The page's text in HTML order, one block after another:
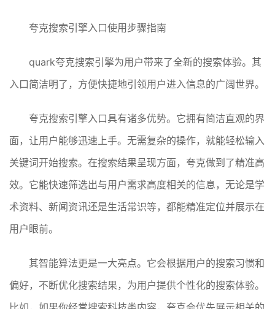
夸克搜索引擎入口使用步骤指南
quark夸克搜索引擎为用户带来了全新的搜索体验。其
入口简洁明了，方便快捷地引领用户进入信息的广阔世界。
夸克搜索引擎入口具有诸多优势。它拥有简洁直观的界
面，让用户能够迅速上手。无需复杂的操作，就能轻松输入
关键词开始搜索。在搜索结果呈现方面，夸克做到了精准高
效。它能快速筛选出与用户需求高度相关的信息，无论是学
术资料、新闻资讯还是生活常识等，都能精准定位并展示在
用户眼前。
其智能算法更是一大亮点。它会根据用户的搜索习惯和
偏好，不断优化搜索结果，为用户提供个性化的搜索体验。